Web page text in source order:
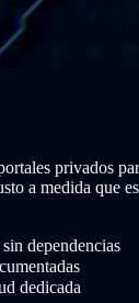
privados
a medida que
dependencias
dedicada